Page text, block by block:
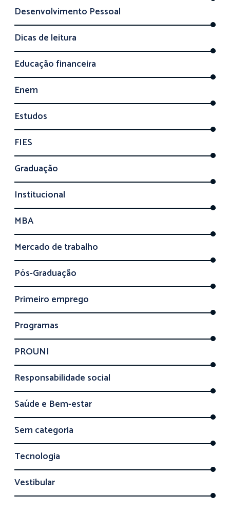
Desenvolvimento Pessoal
Dicas de leitura
Educação financeira
Enem
Estudos
FIES
Graduação
Institucional
MBA
Mercado de trabalho
Pós-Graduação
Primeiro emprego
Programas
PROUNI
Responsabilidade social
Saúde e Bem-estar
Sem categoria
Tecnologia
Vestibular